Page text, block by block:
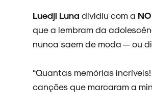
Luedji Luna dividiu com a
que a lembram da
nunca saem de moda — ou
“Quantas memórias
canções que marcaram a